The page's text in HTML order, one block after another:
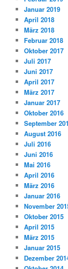
Januar 2019
April 2018
März 2018
Februar 2018
Oktober 2017
Juli 2017
Juni 2017
April 2017
März 2017
Januar 2017
Oktober 2016
September
August 2016
Juli 2016
Juni 2016
Mai 2016
April 2016
März 2016
Januar 2016
November
Oktober 2015
April 2015
März 2015
Januar 2015
Dezember